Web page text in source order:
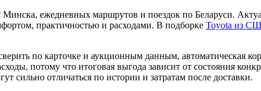
Минска, ежедневных маршрутов и поездок по Беларуси.
практичностью и расходами. В подборке Toyota из
по карточке и аукционным данным, автоматическая
потому что итоговая выгода зависит от состояния
сильно отличаться по истории и затратам после доставки.